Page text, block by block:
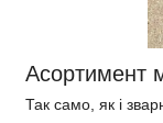
Асортимент
Так само, як і